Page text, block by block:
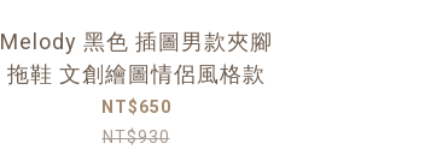
Melody 黑色 插圖男款夾腳
拖鞋 文創繪圖情侶風格款
NT$650
NT$930